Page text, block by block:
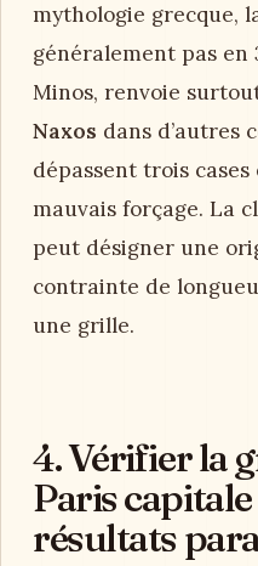
mythologie grecque,
généralement pas
Minos, renvoie
Naxos dans d’autres
dépassent trois
mauvais forçage. La
peut désigner une
contrainte de
une grille.
4. Vérifier la
Paris
résultats